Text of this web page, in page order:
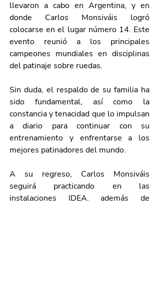
llevaron a cabo en Argentina, y en
donde Carlos Monsiváis logró
colocarse en el lugar número 14. Este
evento reunió a los principales
campeones mundiales en disciplinas
del patinaje sobre ruedas.
Sin duda, el respaldo de su familia ha
sido fundamental, así como la
constancia y tenacidad que lo impulsan
a diario para continuar con su
entrenamiento y enfrentarse a los
mejores patinadores del mundo.
A su regreso, Carlos Monsiváis
seguirá practicando en las
instalaciones IDEA, además de